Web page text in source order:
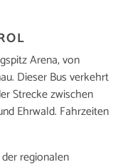
Arena, von
Dieser Bus verkehrt
Strecke zwischen
Ehrwald. Fahrzeiten
regionalen